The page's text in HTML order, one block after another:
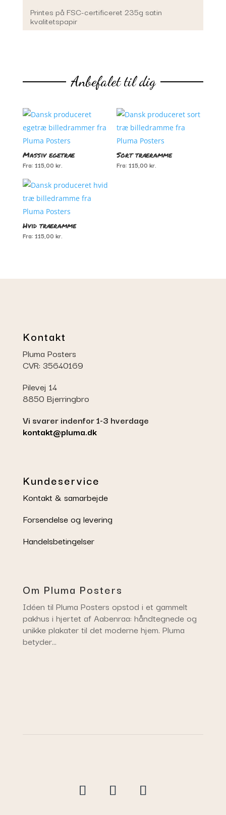
Printes på FSC-certificeret 235g satin
kvalitetspapir
Anbefalet til dig
Massiv egetræ
Fra: 115,00 kr.
Sort træramme
Fra:115,00kr.
Hvid træramme
Fra: 115,00 kr.
Kontakt
Pluma Posters
CVR: 35640169
Pilevej 14
8850 Bjerringbro
Vi svarer indenfor 1-3 hverdage
kontakt@pluma.dk
Kundeservice
Kontakt & samarbejde
Forsendelse og levering
Handelsbetingelser
Om Pluma Posters
Idéen til Pluma Posters opstod i et gammelt
pakhus i hjertet af Aabenraa: håndtegnede og
unikke plakater til det moderne hjem. Pluma
betyder…